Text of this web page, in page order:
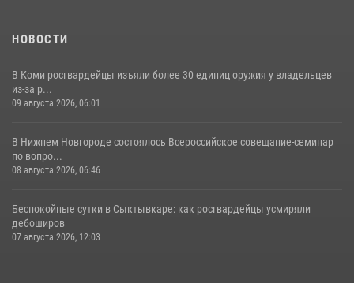
НОВОСТИ
В Коми росгвардейцы изъяли более 30 единиц оружия у владельцев
из-за р...
09 августа 2026, 06:01
В Нижнем Новгороде состоялось Всероссийское совещание-семинар
по вопро...
08 августа 2026, 06:46
Беспокойные сутки в Сыктывкаре: как росгвардейцы усмиряли
дебоширов
07 августа 2026, 12:03